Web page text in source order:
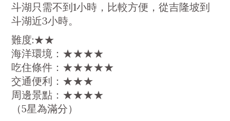
斗湖只需不到1小時，比較方便，從吉隆坡到
斗湖近3小時。
難度:★★
海洋環境：★★★★
吃住條件：★★★★★
交通便利：★★★
周邊景點：★★★★
（5星為滿分）